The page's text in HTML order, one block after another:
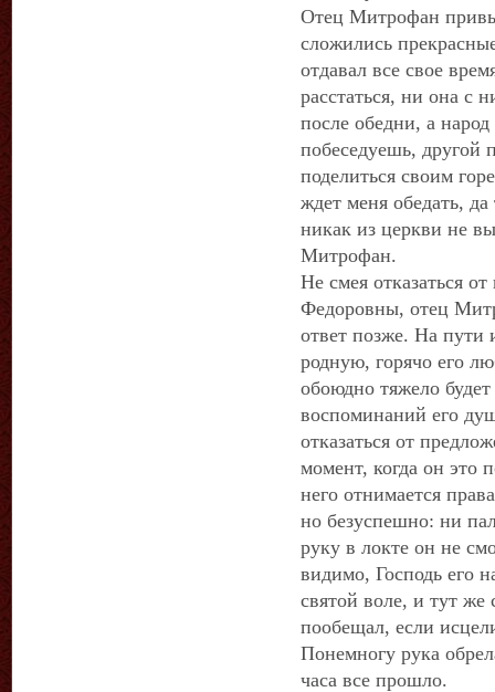
Отец Митрофан
сложились
отдавал все свое
расстаться, ни она с
после обедни, а
побеседуешь, другой
поделиться своим
ждет меня обедать,
никак из церкви не
Митрофан.
Не смея отказаться
Федоровны, отец
ответ позже. На
родную, горячо его
обоюдно тяжело
воспоминаний его
отказаться от
момент, когда он это
него отнимается
но безуспешно: ни
руку в локте он не
видимо, Господь его
святой воле, и тут же
пообещал, если
Понемногу рука
часа все прошло.